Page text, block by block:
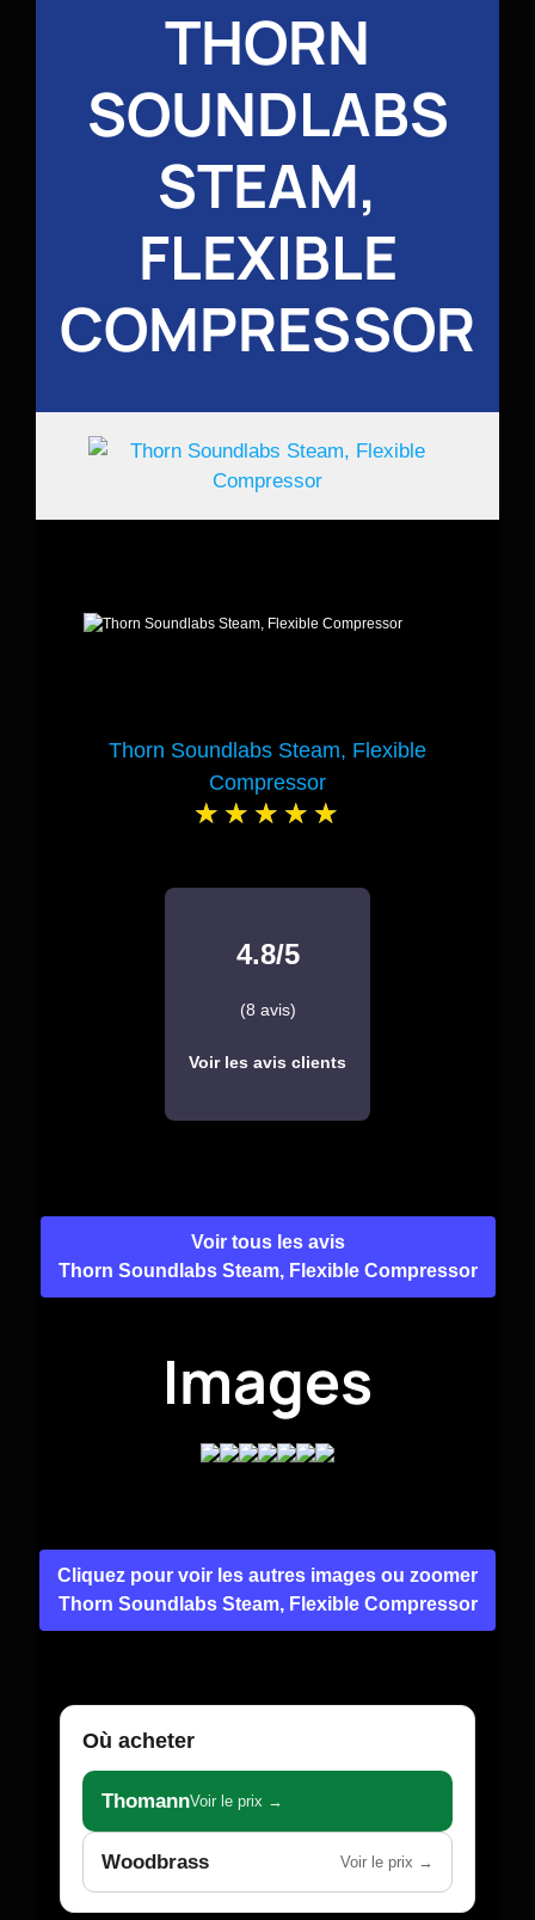
THORN
SOUNDLABS
STEAM,
FLEXIBLE
COMPRESSOR
Thorn Soundlabs Steam, Flexible
Compressor
4.8/5
(8 avis)
Voir les avis clients
Voir tous les avis
Thorn Soundlabs Steam, Flexible Compressor
Images
Cliquez pour voir les autres images ou zoomer
Thorn Soundlabs Steam, Flexible Compressor
Où acheter
ThomannVoir le prix →
Woodbrass Voir le prix →